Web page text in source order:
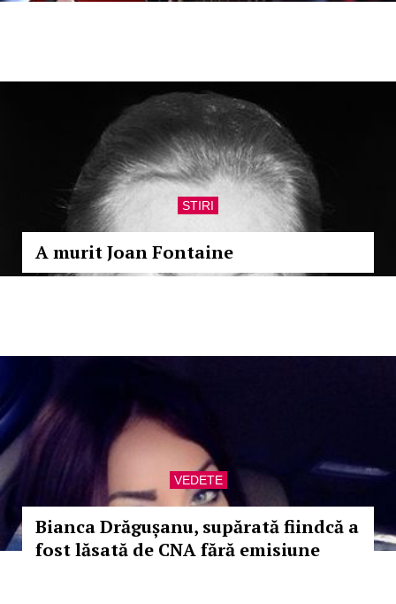
STIRI
A murit Joan Fontaine
VEDETE
Bianca Drăgușanu, supărată fiindcă a
fost lăsată de CNA fără emisiune